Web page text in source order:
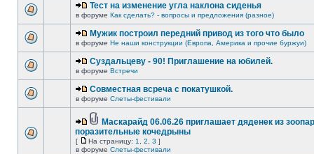
Тест на изменение угла наклона сиденья
в форуме Как сделать? - вопросы и предложения (разное)
Мужик построил передний привод из того что было
в форуме Не наши конструкции (Европа, Америка и прочие буржуи)
Суздальцеву - 90! Приглашение на юбилей.
в форуме Встречи
Совместная всреча с покатушкой.
в форуме Слеты-фестивали
Маскарайд 06.06.26 приглашает дяденек из
поразительные кочедрыны
[ На страницу: 1 2 3 ]
в форуме Слеты-фестивали